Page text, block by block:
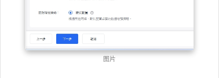
图片